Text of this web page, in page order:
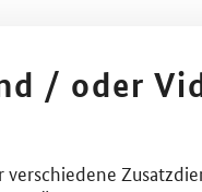
/ oder